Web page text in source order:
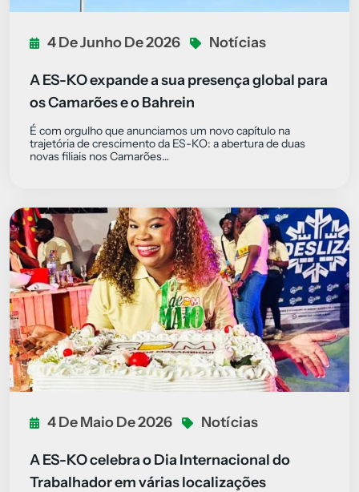
4 De Junho De 2026 Notícias
A ES-KO expande a sua presença global para
os Camarões e o Bahrein
É com orgulho que anunciamos um novo capítulo na
trajetória de crescimento da ES-KO: a abertura de duas
novas filiais nos Camarões…
4 De Maio De 2026 Notícias
A ES-KO celebra o Dia Internacional do
Trabalhador em várias localizações